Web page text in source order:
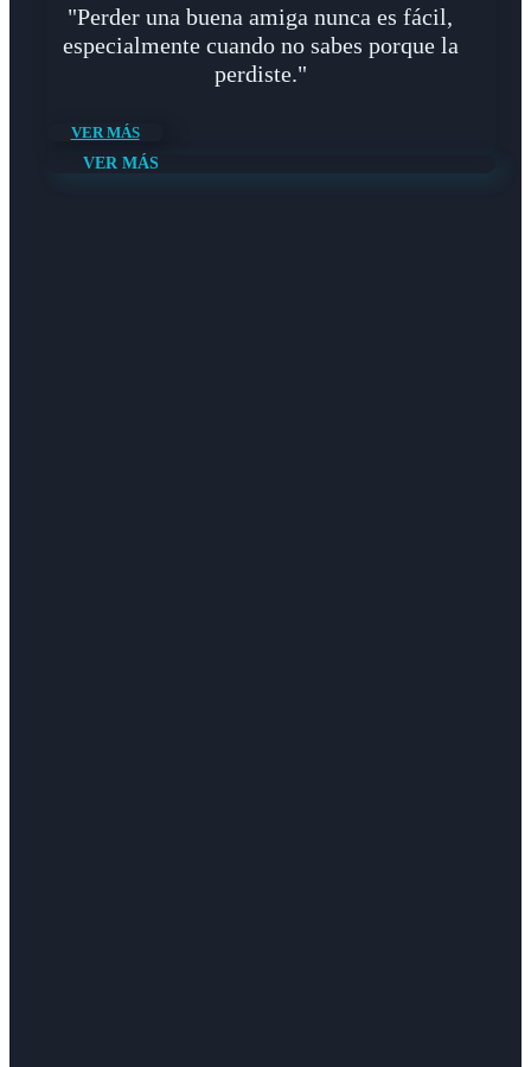
"Perder una buena amiga nunca es fácil,
especialmente cuando no sabes porque la
perdiste."
VER MÁS
VER MÁS